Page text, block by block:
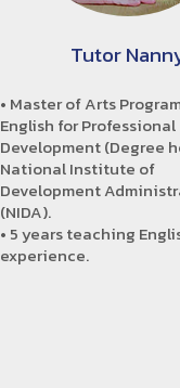
Tutor
• Master of Arts
English for Professional
Development (Degree
National Institute of
Development
(NIDA).
• 5 years teaching
experience.